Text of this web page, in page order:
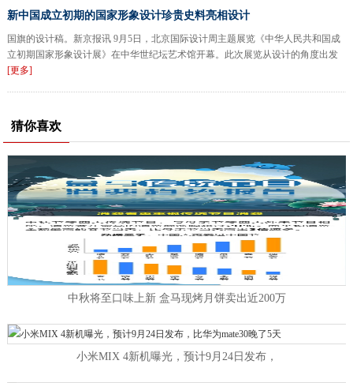
新中国成立初期的国家形象设计珍贵史料亮相设计
国旗的设计稿。新京报讯 9月5日，北京国际设计周主题展览《中华人民共和国成
立初期国家形象设计展》在中华世纪坛艺术馆开幕。此次展览从设计的角度出发
[更多]
猜你喜欢
中秋将至口味上新 盒马现烤月饼卖出近200万
小米MIX 4新机曝光，预计9月24日发布，